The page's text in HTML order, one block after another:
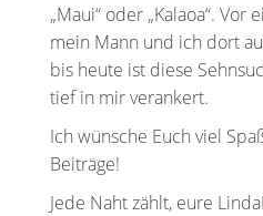
„Maui“ oder „Kalaoa“. Vor
mein Mann und ich dort
bis heute ist diese
tief in mir verankert.
Ich wünsche Euch viel
Beiträge!
Jede Naht zählt, eure